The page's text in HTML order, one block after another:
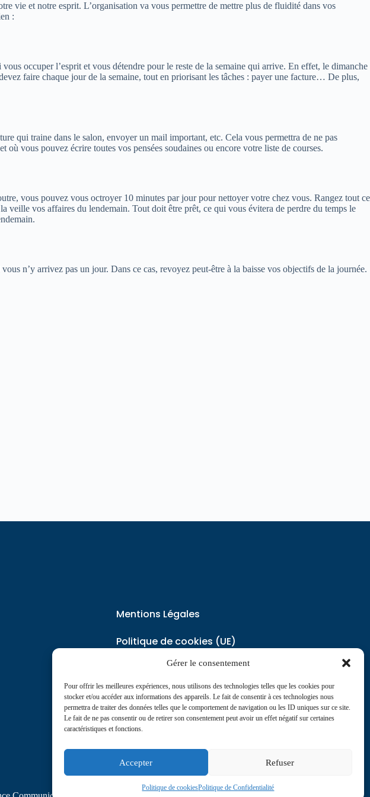
Gérer le consentement
Pour offrir les meilleures expériences, nous utilisons des technologies telles que les cookies pour
stocker et/ou accéder aux informations des appareils. Le fait de consentir à ces technologies nous
permettra de traiter des données telles que le comportement de navigation ou les ID uniques sur ce site.
Le fait de ne pas consentir ou de retirer son consentement peut avoir un effet négatif sur certaines
caractéristiques et fonctions.
Accepter Refuser
Politique de cookiesPolitique de Confidentialité
vie et notre esprit. L’organisation va vous permettre de mettre plus de fluidité dans vos
:
occuper l’esprit et vous détendre pour le reste de la semaine qui arrive. En effet, le dimanche
faire chaque jour de la semaine, tout en priorisant les tâches : payer une facture… De plus,
qui traine dans le salon, envoyer un mail important, etc. Cela vous permettra de ne pas
vous pouvez écrire toutes vos pensées soudaines ou encore votre liste de courses.
vous pouvez vous octroyer 10 minutes par jour pour nettoyer votre chez vous. Rangez tout ce
veille vos affaires du lendemain. Tout doit être prêt, ce qui vous évitera de perdre du temps le
n’y arrivez pas un jour. Dans ce cas, revoyez peut-être à la baisse vos objectifs de la journée.
Mentions Légales
Politique de cookies (UE)
Politique de Confidentialité
contact@journaldesinfirmiers.fr